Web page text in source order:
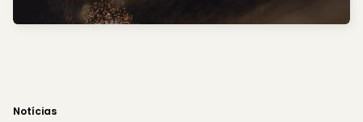
Notícias